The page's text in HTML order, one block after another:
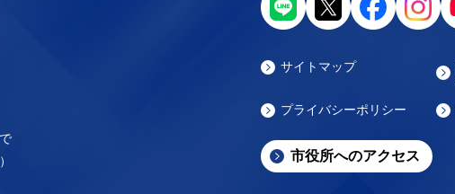
サイトマップ
プライバシーポリシー
市役所へのアクセス